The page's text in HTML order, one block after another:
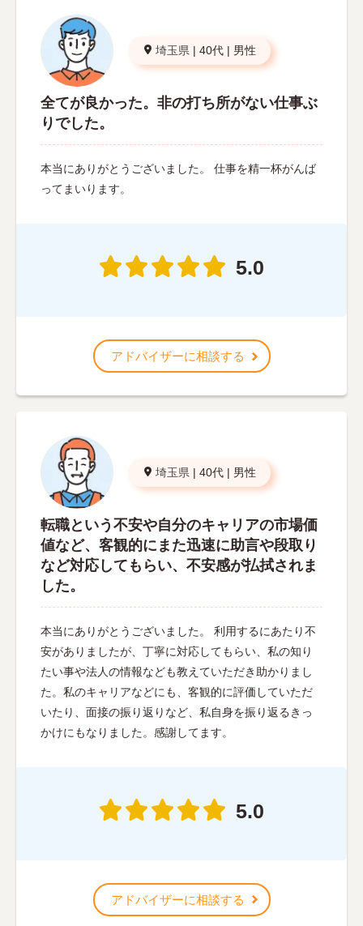
埼玉県 | 40代 | 男性
全てが良かった。非の打ち所がない仕事ぶ
りでした。
本当にありがとうございました。 仕事を精一杯がんば
ってまいります。
5.0
アドバイザーに相談する
埼玉県 | 40代 | 男性
転職という不安や自分のキャリアの市場価
値など、客観的にまた迅速に助言や段取り
など対応してもらい、不安感が払拭されま
した。
本当にありがとうございました。 利用するにあたり不
安がありましたが、丁寧に対応してもらい、私の知り
たい事や法人の情報なども教えていただき助かりまし
た。私のキャリアなどにも、客観的に評価していただ
いたり、面接の振り返りなど、私自身を振り返るきっ
かけにもなりました。感謝してます。
5.0
アドバイザーに相談する